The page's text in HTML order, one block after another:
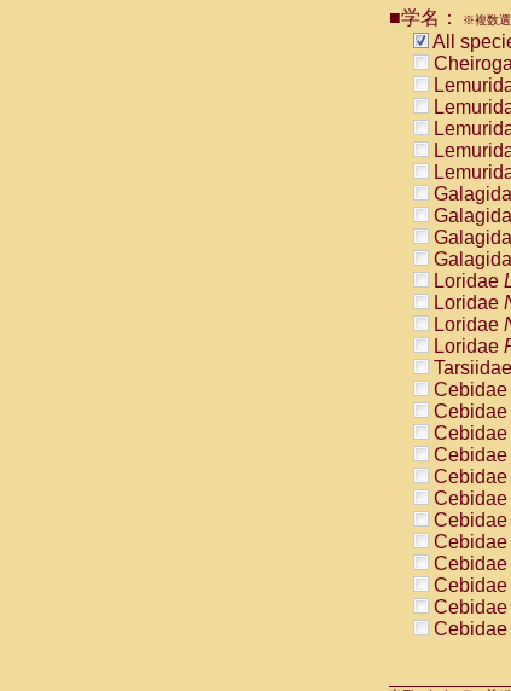
Atelidae
Atelidae
Atelidae
Atelidae
Atelidae
Atelidae
■学名： ※複数
All
Loridae
Loridae
Loridae
Loridae
Tarsiidae
Cebidae
Cebidae
Cebidae
Cebidae
Cebidae
Cebidae
Cebidae
Cebidae
Cebidae
Cebidae
Cebidae
Cebidae